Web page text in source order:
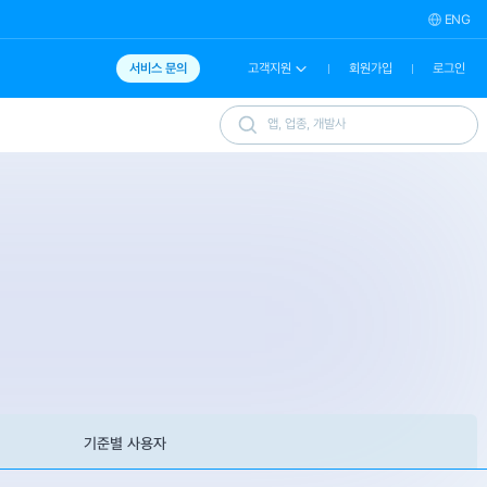
ENG
서비스 문의 고객지원 회원가입 로그인
기준별 사용자